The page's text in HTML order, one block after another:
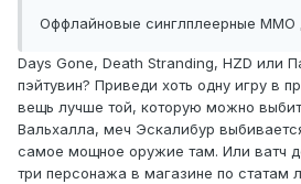
Оффлайновые синглплеерные ММО
Days Gone, Death Stranding, HZD или
пэйтувин? Приведи хоть одну игру в
вещь лучше той, которую можно
Вальхалла, меч Эскалибур
самое мощное оружие там. Или ватч
три персонажа в магазине по статам